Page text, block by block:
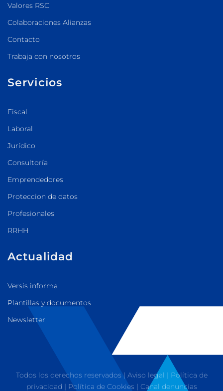
Valores RSC
Colaboraciones Alianzas
Contacto
Trabaja con nosotros
Servicios
Fiscal
Laboral
Jurídico
Consultoría
Emprendedores
Proteccion de datos
Profesionales
RRHH
Actualidad
Versis informa
Plantillas y documentos
Newsletter
Todos los derechos reservados | Aviso legal | Política de
privacidad | Política de Cookies | Canal denuncias